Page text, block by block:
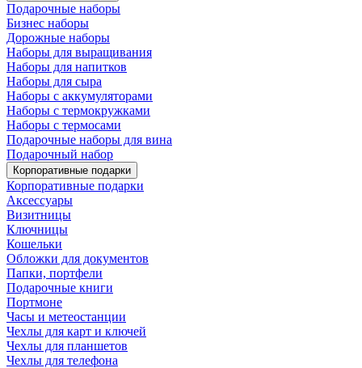
Подарочные наборы
Бизнес наборы
Дорожные наборы
Наборы для выращивания
Наборы для напитков
Наборы для сыра
Наборы с аккумуляторами
Наборы с термокружками
Наборы с термосами
Подарочные наборы для вина
Подарочный набор
Корпоративные подарки
Корпоративные подарки
Аксессуары
Визитницы
Ключницы
Кошельки
Обложки для документов
Папки, портфели
Подарочные книги
Портмоне
Часы и метеостанции
Чехлы для карт и ключей
Чехлы для планшетов
Чехлы для телефона